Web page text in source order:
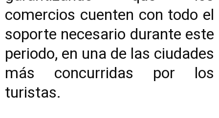
comercios cuenten con todo el
soporte necesario durante este
periodo, en una de las ciudades
más concurridas por los
turistas.